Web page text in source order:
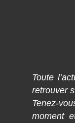
Toute
retrouver
Tenez-
moment